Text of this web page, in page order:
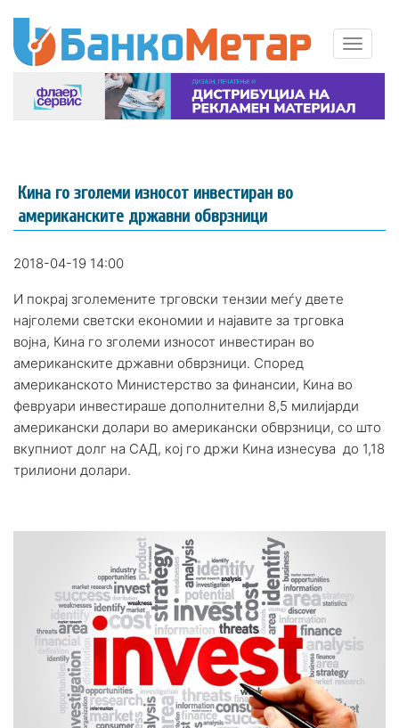
Кина го зголеми износот инвестиран во
американските државни обврзници
2018-04-19 14:00
И покрај зголемените трговски тензии меѓу двете
најголеми светски економии и најавите за трговка
војна, Кина го зголеми износот инвестиран во
американските државни обврзници. Според
американското Министерство за финансии, Кина во
февруари инвестираше дополнителни 8,5 милијарди
американски долари во американски обврзници, со што
вкупниот долг на САД, кој го држи Кина изнесува до 1,18
трилиони долари.